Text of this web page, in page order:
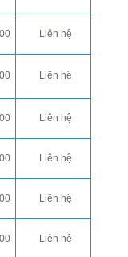
Liên hệ
Liên hệ
Liên hệ
Liên hệ
Liên hệ
Liên hệ